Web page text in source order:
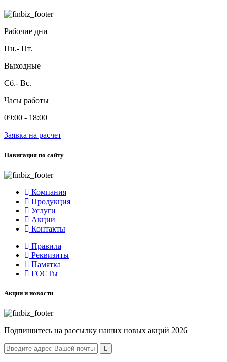
Рабочие дни
Пн.- Пт.
Выходные
Сб.- Вс.
Часы работы
09:00 - 18:00
Заявка на расчет
Навигация по сайту
Компания
Продукция
Услуги
Акции
Контакты
Правила
Реквизиты
Памятка
ГОСТы
Акции и новости
Подпишитесь на рассылку наших новых акций 2026